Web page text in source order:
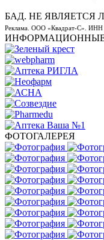
БАД. НЕ ЯВЛЯЕТСЯ
Реклама. ООО «Квадрат-С». ИНН
ФОТОГАЛЕРЕЯ